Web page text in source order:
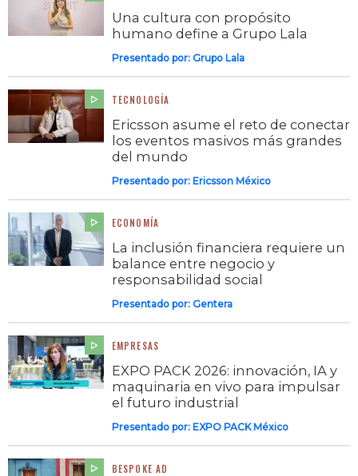
Una cultura con propósito
humano define a Grupo Lala
Presentado por: Grupo Lala
TECNOLOGÍA
Ericsson asume el reto de conectar
los eventos masivos más grandes
del mundo
Presentado por: Ericsson México
ECONOMÍA
La inclusión financiera requiere un
balance entre negocio y
responsabilidad social
Presentado por: Gentera
EMPRESAS
EXPO PACK 2026: innovación, IA y
maquinaria en vivo para impulsar
el futuro industrial
Presentado por: EXPO PACK México
BESPOKE AD